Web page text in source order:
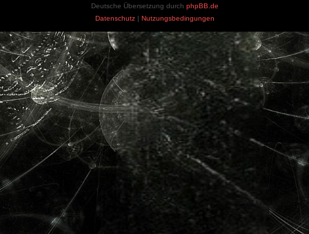
Deutsche Übersetzung durch phpBB.de
Datenschutz| Nutzungsbedingungen